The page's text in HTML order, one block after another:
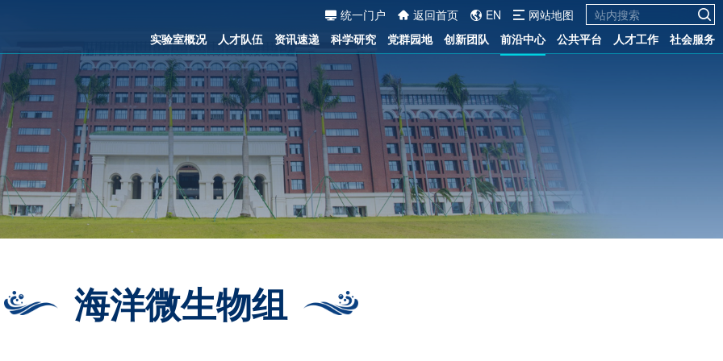
统一门户 返回首页 EN
网站地图
实验室概况
人才队伍 资讯速递 科学研究 党群园地 创新团队 前沿中心 公共平台 人才工作 社会服务
海洋微生物组